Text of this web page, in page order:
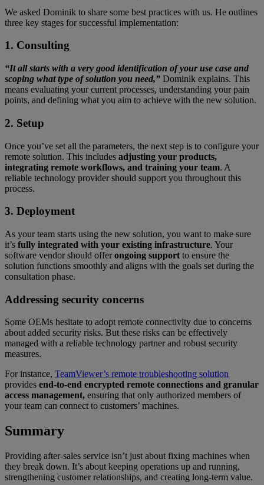
We asked Dominik to share some best practices with us. He outlines
three key stages for successful implementation:
1. Consulting
“It all starts with a very good identification of your use case and
scoping what type of solution you need,” Dominik explains. This
means evaluating your current processes, understanding your pain
points, and defining what you aim to achieve with the new solution.
2. Setup
Once you’ve set all the parameters, the next step is to configure your
remote solution. This includes adjusting your products,
integrating remote workflows, and training your team. A
reliable technology provider should support you throughout this
process.
3. Deployment
As your team starts using the new solution, you want to make sure
it’s fully integrated with your existing infrastructure. Your
software vendor should offerongoing support to ensure the
solution functions smoothly and aligns with the goals set during the
consultation phase.
Addressing security concerns
Some OEMs hesitate to adopt remote connectivity due to concerns
about added security risks. But these risks can be effectively
managed with a reliable technology partner and robust security
measures.
For instance, TeamViewer’s remote troubleshooting solution
provides end-to-end encrypted remote connections and granular
access management, ensuring that only authorized members of
your team can connect to customers’ machines.
Summary
Providing after-sales service isn’t just about fixing machines when
they break down. It’s about keeping operations up and running,
strengthening customer relationships, and creating long-term value.